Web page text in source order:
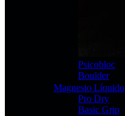
Psicobloc
Boulder
Magnesio Líquido
Pro Dry
Basic Grip